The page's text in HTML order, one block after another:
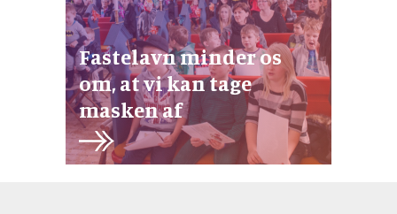
Fastelavn minder os
om, at vi kan tage
masken af